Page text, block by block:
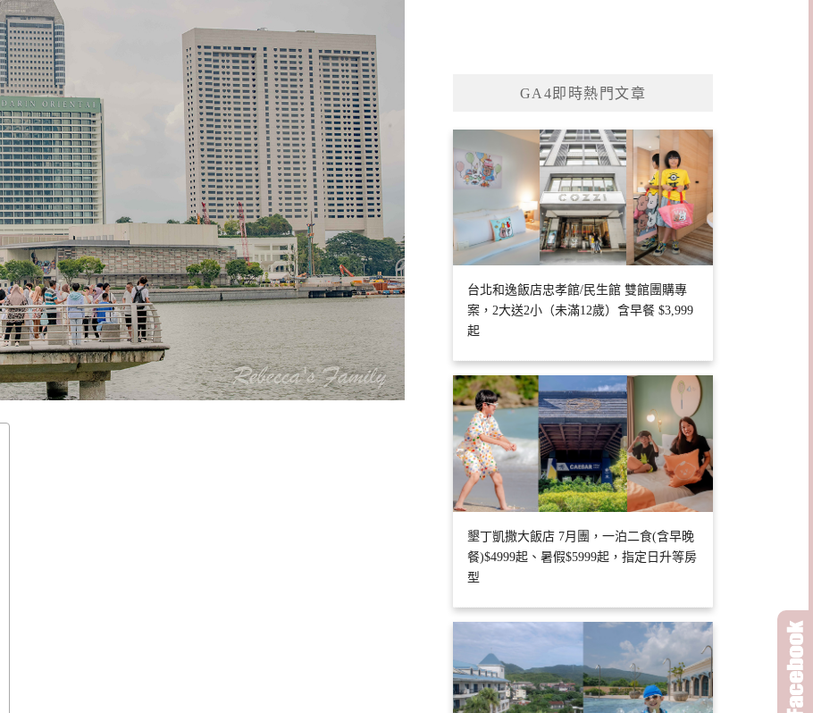
GA4即時熱門文章
台北和逸飯店忠孝館/民生館 雙館團購專
案，2大送2小（未滿12歲）含早餐 $3,999
起
墾丁凱撒大飯店 7月團，一泊二食(含早晚
餐)$4999起、暑假$5999起，指定日升等房
型